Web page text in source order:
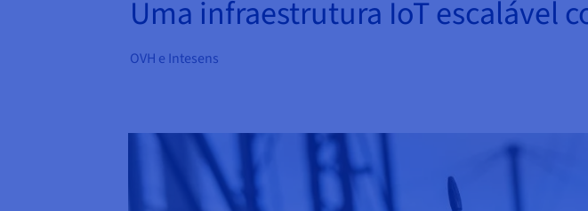
Uma infraestrutura IoT escalável
OVH e Intesens